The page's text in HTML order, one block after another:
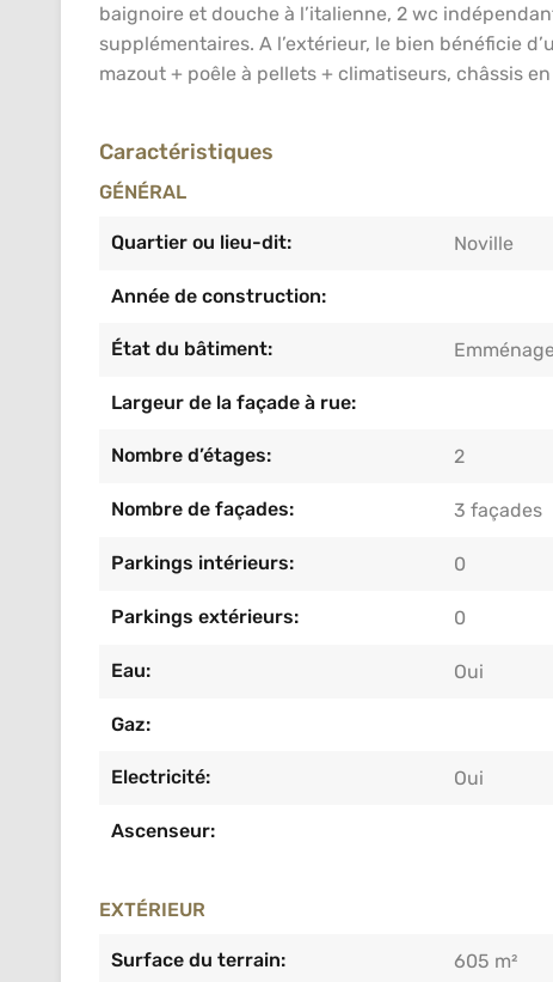
baignoire et douche à l’italienne, 2 wc
supplémentaires. A l’extérieur, le bien bénéficie
mazout + poêle à pellets + climatiseurs, châssis
Caractéristiques
GÉNÉRAL
Quartier ou lieu-dit: Noville
Année de construction:
État du bâtiment:
Largeur de la façade à rue:
Nombre d’étages: 2
Nombre de façades: 3 façades
Parkings intérieurs: 0
Parkings extérieurs: 0
Eau: Oui
Gaz:
Electricité: Oui
Ascenseur:
EXTÉRIEUR
Surface du terrain: 605 m²